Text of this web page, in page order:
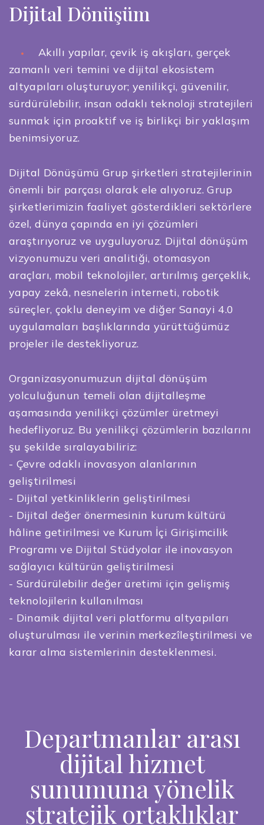
Dijital Dönüşüm
Akıllı yapılar, çevik iş akışları, gerçek
zamanlı veri temini ve dijital ekosistem
altyapıları oluşturuyor; yenilikçi, güvenilir,
sürdürülebilir, insan odaklı teknoloji stratejileri
sunmak için proaktif ve iş birlikçi bir yaklaşım
benimsiyoruz.
Dijital Dönüşümü Grup şirketleri stratejilerinin
önemli bir parçası olarak ele alıyoruz. Grup
şirketlerimizin faaliyet gösterdikleri sektörlere
özel, dünya çapında en iyi çözümleri
araştırıyoruz ve uyguluyoruz. Dijital dönüşüm
vizyonumuzu veri analitiği, otomasyon
araçları, mobil teknolojiler, artırılmış gerçeklik,
yapay zekâ, nesnelerin interneti, robotik
süreçler, çoklu deneyim ve diğer Sanayi 4.0
uygulamaları başlıklarında yürüttüğümüz
projeler ile destekliyoruz.
Organizasyonumuzun dijital dönüşüm
yolculuğunun temeli olan dijitalleşme
aşamasında yenilikçi çözümler üretmeyi
hedefliyoruz. Bu yenilikçi çözümlerin bazılarını
şu şekilde sıralayabiliriz:
- Çevre odaklı inovasyon alanlarının
geliştirilmesi
- Dijital yetkinliklerin geliştirilmesi
- Dijital değer önermesinin kurum kültürü
hâline getirilmesi ve Kurum İçi Girişimcilik
Programı ve Dijital Stüdyolar ile inovasyon
sağlayıcı kültürün geliştirilmesi
- Sürdürülebilir değer üretimi için gelişmiş
teknolojilerin kullanılması
- Dinamik dijital veri platformu altyapıları
oluşturulması ile verinin merkezîleştirilmesi ve
karar alma sistemlerinin desteklenmesi.
Departmanlar arası
dijital hizmet
sunumuna yönelik
stratejik ortaklıklar